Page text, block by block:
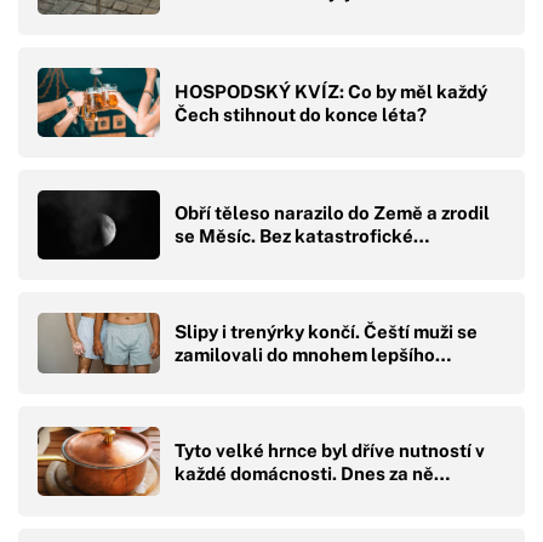
HOSPODSKÝ KVÍZ: Co by měl každý
Čech stihnout do konce léta?
Obří těleso narazilo do Země a zrodil
se Měsíc. Bez katastrofické…
Slipy i trenýrky končí. Čeští muži se
zamilovali do mnohem lepšího…
Tyto velké hrnce byl dříve nutností v
každé domácnosti. Dnes za ně…